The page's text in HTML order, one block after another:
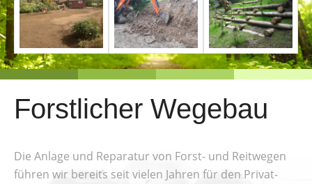
Forstlicher Wegebau
Die Anlage und Reparatur von Forst- und Reitwegen
führen wir bereits seit vielen Jahren für den Privat-